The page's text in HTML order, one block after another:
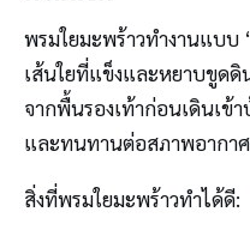
พรมใยมะพร้าวทำงานแบบ
เส้นใยที่แข็งและหยาบขูด
จากพื้นรองเท้าก่อนเดินเข้
และทนทานต่อสภาพอากา
สิ่งที่พรมใยมะพร้าวทำได้ดี: